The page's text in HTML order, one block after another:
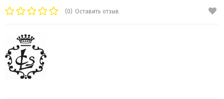
(0) Оставить отзыв